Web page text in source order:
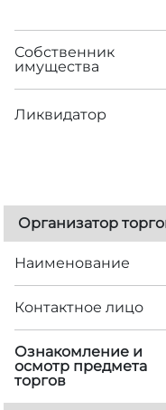
Собственник
имущества
Ликвидатор
Организатор
Наименование
Контактное лицо
Ознакомление и
осмотр предмета
торгов